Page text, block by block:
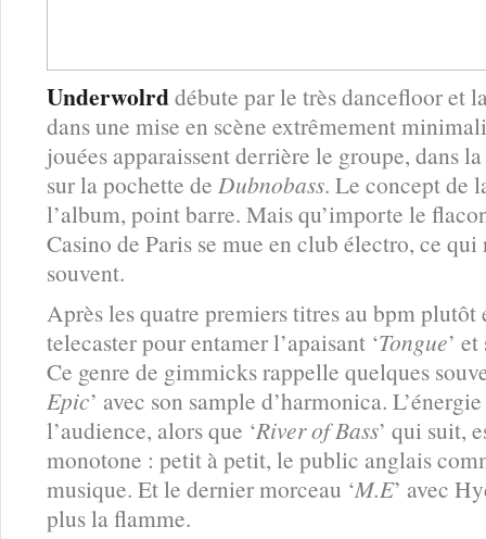
Underwolrddébute par le très dancefloor et
dans une mise en scène extrêmement
jouées apparaissent derrière le groupe, dans
sur la pochette de Dubnobass. Le concept de
l’album, point barre. Mais qu’importe le
Casino de Paris se mue en club électro, ce
souvent.
Après les quatre premiers titres au bpm plutôt
telecaster pour entamer l’apaisant ‘Tongue’
Ce genre de gimmicks rappelle quelques
Epic’ avec son sample d’harmonica. L’énergie
l’audience, alors que ‘River of Bass’ qui suit,
monotone : petit à petit, le public anglais
musique. Et le dernier morceau ‘M.E’ avec
plus la flamme.